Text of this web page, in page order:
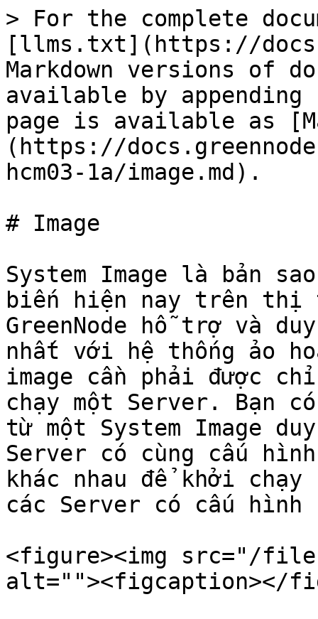
> For the complete
[llms.txt](https://
Markdown versions of
available by
page is available as
(https://
hcm03-1a/image.md).
# Image
System Image là bản
biến hiện nay trên thị
GreenNode hỗ trợ và
nhất với hệ thống ảo
image cần phải được
chạy một Server. Bạn
từ một System Image
Server có cùng cấu
khác nhau để khởi
các Server có cấu hình
<figure><img src="/files/
alt=""><figcaption></